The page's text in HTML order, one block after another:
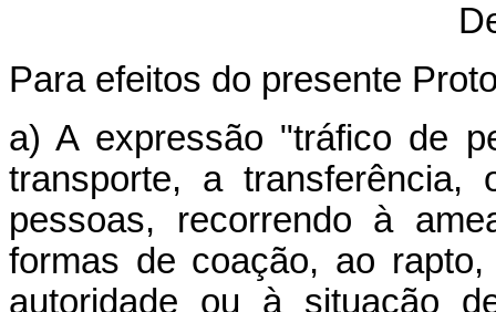
Para efeitos do presente
a) A expressão "tráfico de
transporte, a transferência,
pessoas, recorrendo à
formas de coação, ao
autoridade ou à situação